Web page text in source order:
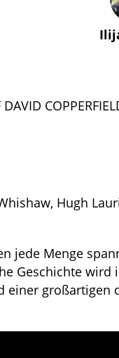
Hugh
jede Menge
Geschichte wird
einer großartigen